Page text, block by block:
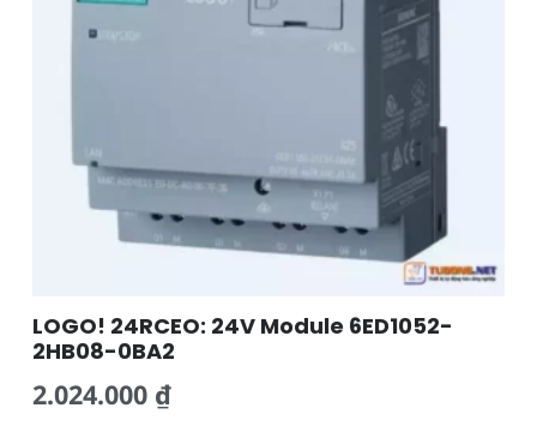
LOGO! 24RCEO: 24V Module 6ED1052-
2HB08-0BA2
2.024.000 ₫